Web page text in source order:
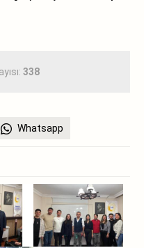
338
Whatsapp